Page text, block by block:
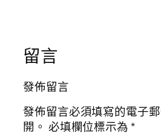
留言
發佈留言
發佈留言必須填寫的電子
開。 必填欄位標示為*